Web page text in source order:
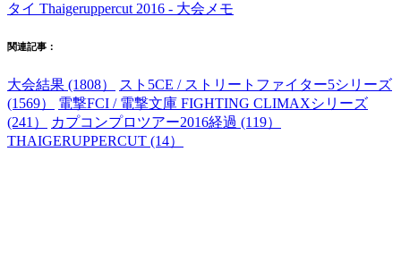
タイ Thaigeruppercut 2016 - 大会メモ
関連記事：
大会結果 (1808）
スト5CE / ストリートファイター5シリーズ
(1569）
電撃FCI / 電撃文庫 FIGHTING CLIMAXシリーズ
(241）
カプコンプロツアー2016経過 (119）
THAIGERUPPERCUT (14）